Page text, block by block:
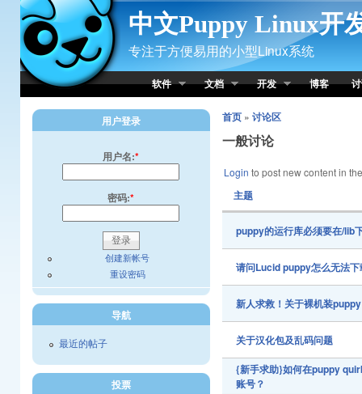
Skip to Content
中文Puppy Linux开
专注于方便易用的小型Linux系统
软件 文档 开发 博客
首页» 讨论区
一般讨论
Login to post new content in
主题
puppy的运行库必须要在/lib
请问Lucid puppy怎么无法下
新人求救！关于裸机装puppy
关于汉化包及乱码问题
{新手求助}如何在puppy
账号？
用户登录
用户名:*
密码:*
创建新帐号
重设密码
导航
最近的帖子
投票